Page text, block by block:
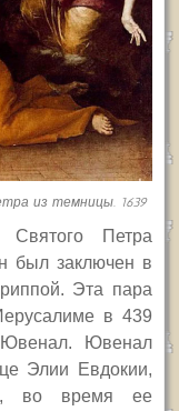
из темницы. 1639
Святого Петра
был заключен в
Эта пара
в 439
Ювенал. Ювенал
Элии Евдокии,
II, во время ее